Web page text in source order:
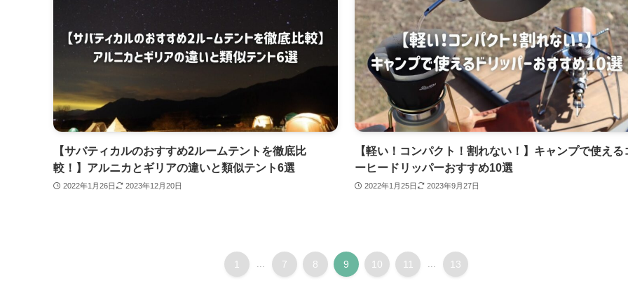
【サバティカルのおすすめ2ルームテントを徹底比
較！】アルニカとギリアの違いと類似テント6選
2022年1月26日 2023年12月20日
【軽い！コンパクト！割れない！】キャンプで使える
ーヒードリッパーおすすめ10選
2022年1月25日 2023年9月27日
1 7 8 9 10 11 13